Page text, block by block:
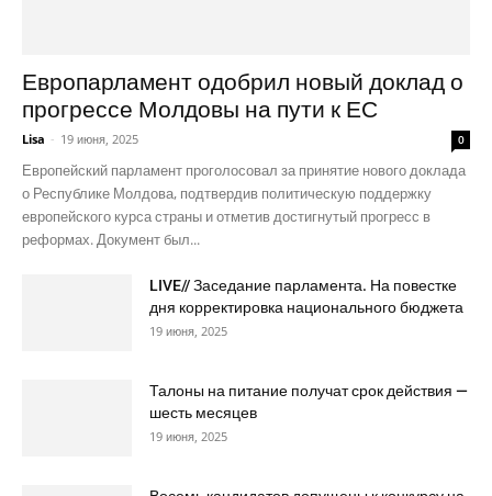
Европарламент одобрил новый доклад о
прогрессе Молдовы на пути к ЕС
Lisa - 19 июня, 2025 0
Европейский парламент проголосовал за принятие нового доклада
о Республике Молдова, подтвердив политическую поддержку
европейского курса страны и отметив достигнутый прогресс в
реформах. Документ был...
LIVE// Заседание парламента. На повестке
дня корректировка национального бюджета
19 июня, 2025
Талоны на питание получат срок действия —
шесть месяцев
19 июня, 2025